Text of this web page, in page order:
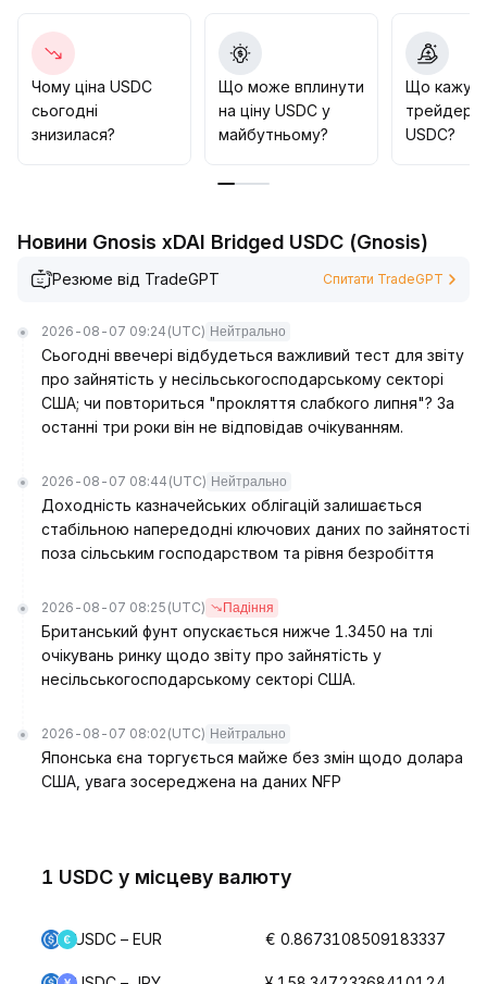
Рекомендується інституціям фокусуватися на
розширенні різноманітних сценаріїв застосування,
оптимізації управління резервами й активно
реагувати на зміни регулювання, аби закріпити
доларову стабільність USDC і її позицію в ринку
Короткострокові цінові коливання контрольовані,
тенденціями для підтримки динаміки зростання.
Чому ціна USDC
сьогодні
знизилася?
Що може вплинути
на ціну USDC у
майбутньому?
Що
трейдери
USDC?
Новини Gnosis xDAI Bridged USDC (Gnosis)
Резюме від TradeGPT Спитати TradeGPT
2026-08-07 09:24 (UTC) Нейтрально
Сьогодні ввечері відбудеться важливий тест для звіту
про зайнятість у несільськогосподарському секторі
США; чи повториться "прокляття слабкого липня"? За
останні три роки він не відповідав очікуванням.
2026-08-07 08:44 (UTC) Нейтрально
Доходність казначейських облігацій залишається
стабільною напередодні ключових даних по зайнятості
поза сільським господарством та рівня безробіття
2026-08-07 08:25 (UTC) Падіння
Британський фунт опускається нижче 1.3450 на тлі
очікувань ринку щодо звіту про зайнятість у
несільськогосподарському секторі США.
2026-08-07 08:02 (UTC) Нейтрально
Японська єна торгується майже без змін щодо долара
США, увага зосереджена на даних NFP
1 USDC у місцеву валюту
USDC – EUR € 0.8673108509183337